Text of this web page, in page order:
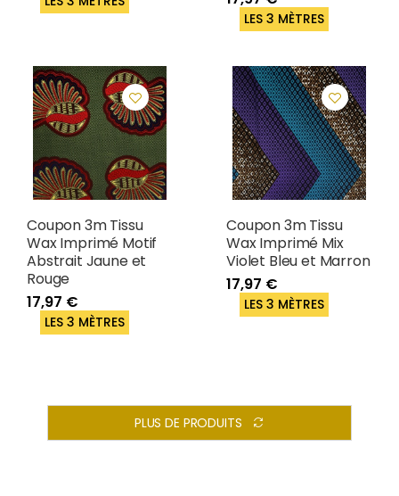
LES 3 MÈTRES
Coupon 3m Tissu
Wax Imprimé Motif
Abstrait Jaune et
Rouge
17,97 €
LES 3 MÈTRES
Coupon 3m Tissu
Wax Imprimé Mix
Violet Bleu et Marron
17,97 €
LES 3 MÈTRES
PLUS DE PRODUITS